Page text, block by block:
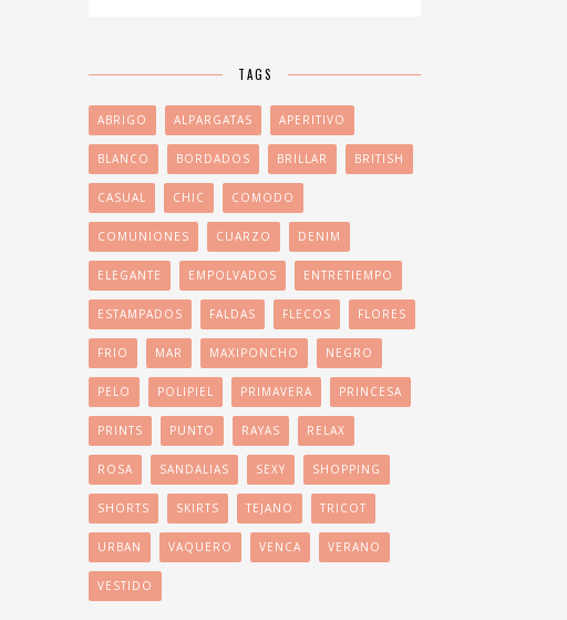
TAGS
ABRIGO ALPARGATAS APERITIVO
BLANCO BORDADOS BRILLAR BRITISH
CASUAL CHIC COMODO
COMUNIONES CUARZO DENIM
ELEGANTE EMPOLVADOS ENTRETIEMPO
ESTAMPADOS FALDAS FLECOS FLORES
FRIO MAR MAXIPONCHO NEGRO
PELO POLIPIEL PRIMAVERA PRINCESA
PRINTS PUNTO RAYAS RELAX
ROSA SANDALIAS SEXY SHOPPING
SHORTS SKIRTS TEJANO TRICOT
URBAN VAQUERO VENCA VERANO
VESTIDO